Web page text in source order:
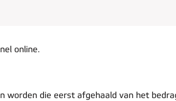
online.
worden die eerst afgehaald van het